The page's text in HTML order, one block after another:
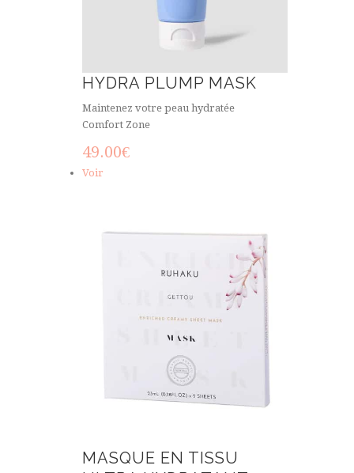
HYDRA PLUMP MASK
Maintenez votre peau hydratée
Comfort Zone
49.00€
Voir
MASQUE EN TISSU